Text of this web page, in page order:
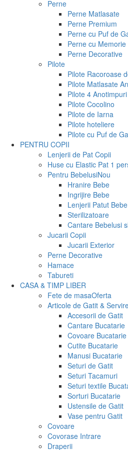
Perne
Perne Matlasate
Perne Premium
Perne cu Puf de
Perne cu Memorie
Perne Decorative
Pilote
Pilote Racoroase
Pilote Matlasate
Pilote 4 Anotimpuri
Pilote Cocolino
Pilote de Iarna
Pilote hoteliere
Pilote cu Puf de
PENTRU COPII
Lenjerii de Pat Copii
Huse cu Elastic Pat 1
Pentru BebelusiNou
Hranire Bebe
Ingrijire Bebe
Lenjerii Patut Bebe
Sterilizatoare
Cantare Bebelusi
Jucarii Copii
Jucarii Exterior
Perne Decorative
Hamace
Tabureti
CASA & TIMP LIBER
Fete de masaOferta
Articole de Gatit &
Accesorii de Gatit
Cantare Bucatarie
Covoare Bucatarie
Cutite Bucatarie
Manusi Bucatarie
Seturi de Gatit
Seturi Tacamuri
Seturi textile
Sorturi Bucatarie
Ustensile de Gatit
Vase pentru Gatit
Covoare
Covorase Intrare
Draperii